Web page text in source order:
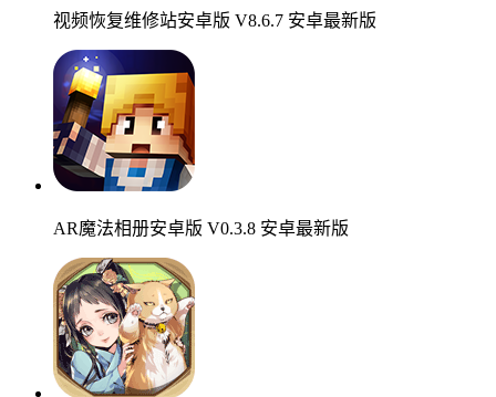
视频恢复维修站安卓版 V8.6.7 安卓最新版
AR魔法相册安卓版 V0.3.8 安卓最新版